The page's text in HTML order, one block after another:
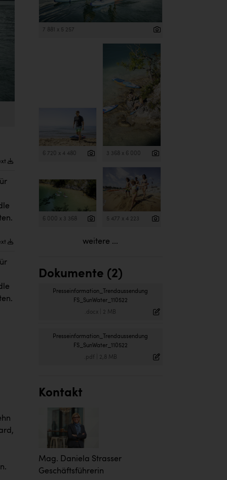
7 881 x 5 257
6 720 x 4 480 3 368 x 6 000
6 000 x 3 368 5 477 x 4 223
weitere ...
Dokumente (2)
Presseinformation_Trendaussendung
FS_SunWater_110522
.docx 2 MB
Presseinformation_Trendaussendung
FS_SunWater_110522
.pdf 2,8 MB
Kontakt
Mag. Daniela Strasser
Geschäftsführerin